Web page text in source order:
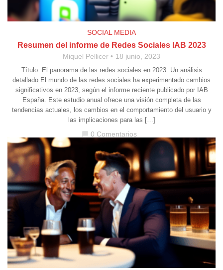
SOCIAL MEDIA
Resumen del informe de Redes Sociales IAB 2023
Miquel Pellicer 18 junio, 2023
Título: El panorama de las redes sociales en 2023: Un análisis
detallado El mundo de las redes sociales ha experimentado cambios
significativos en 2023, según el informe reciente publicado por IAB
España. Este estudio anual ofrece una visión completa de las
tendencias actuales, los cambios en el comportamiento del usuario y
las implicaciones para las […]
chat_bubble 0 Comentarios